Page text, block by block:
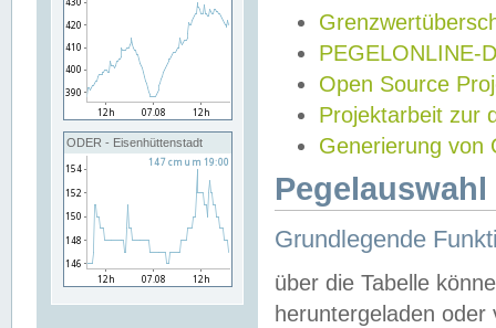
ODER - Eisenhüttenstadt
PEGELONLINE-
Open Source
Projektarbeit zur
Generierung von
Grundlegende
über die Tabelle
heruntergeladen oder